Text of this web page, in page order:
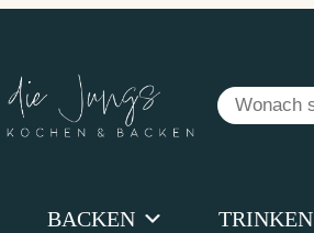
Suchen
BACKEN TRINKEN